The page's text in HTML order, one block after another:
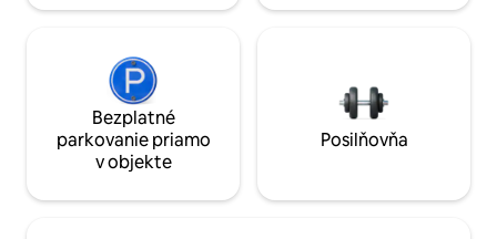
Bezplatné
parkovanie priamo
v objekte
Posilňovňa